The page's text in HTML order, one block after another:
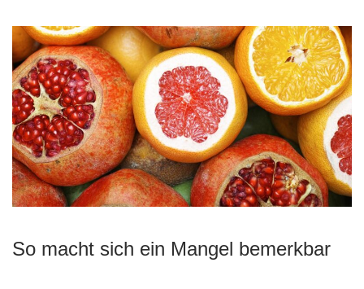
So macht sich ein Mangel bemerkbar